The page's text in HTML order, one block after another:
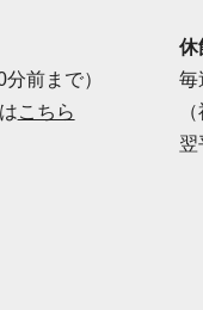
前まで）
こちら
休
毎
翌